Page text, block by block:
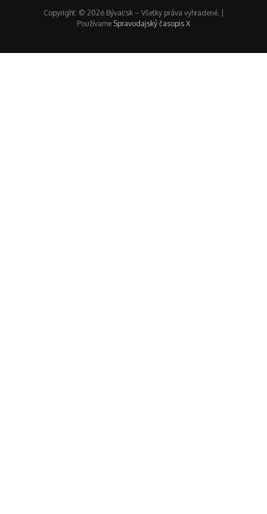
Copyright: © 2026 Bývať.sk – Všetky práva vyhradené. |
Používame Spravodajský časopis X